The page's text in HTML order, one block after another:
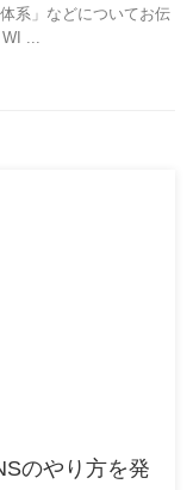
系」などについてお伝
...
のやり方を発